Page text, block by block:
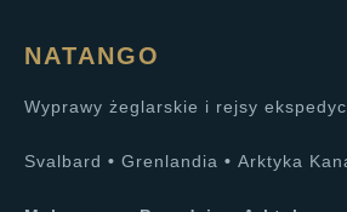
NATANGO
Wyprawy żeglarskie i rejsy
Svalbard • Grenlandia • Arktyka